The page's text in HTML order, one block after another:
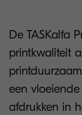
De TASKalfa
printkwaliteit
een
afdrukken in